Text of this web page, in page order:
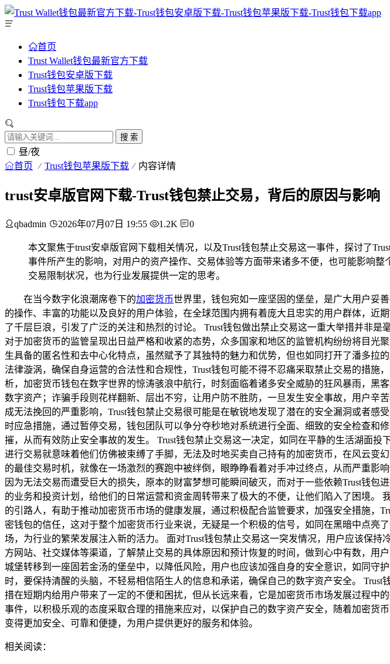
首页
Trust Wallet钱包最新官方下载
Trust钱包安卓版下载
Trust钱包苹果版下载
Trust钱包下载app
搜 索
昼/夜
首页 Trust钱包苹果版下载 内容详情
trust安卓版官网下载-Trust钱包禁止交易，背后的原因与影响
qbadmin 2026年07月07日 19:55 1.2K 0
本文聚焦于trust安卓版官网下载相关情况，以及Trust钱包禁止交易这一事件，探讨了
事件所产生的影响，对用户的资产操作、交易体验等方面带来诸多不便，也可能影响
交易限制状况，也为行业发展提供一定的思考。
在当今数字化浪潮席卷下的加密货币世界里，钱包宛如一座坚固的堡垒，是广大用户妥
的操作、丰富的功能以及良好的用户体验，在全球范围内拥有着庞大且忠实的用户群体，近
了千层巨浪，引发了广泛的关注和热烈的讨论。 Trust钱包做出禁止交易这一重大举措并非
对于加密货币的监管呈现出日益严格和收紧的态势，众多国家和地区的监管机构纷纷将目
生具备的匿名性和去中心化特点，虽然赋予了其独特的魅力和优势，但也如同打开了潘多
法律漩涡，确保自身运营的合法性和合规性，Trust钱包可能不得不忍痛采取禁止交易的措
析，加密货币钱包在数字世界的惊涛骇浪中航行，时刻面临着诸多安全威胁的狂风暴雨，
数字资产；诈骗手段则花样翻新、层出不穷，让用户防不胜防，一旦发生安全事故，用户
成无法挽回的严重影响，Trust钱包禁止交易很可能是在敏锐地发现了潜在的安全漏洞或者
时应急措施，通过暂停交易，钱包团队可以争分夺秒地对系统进行全面、细致的安全检查
摧，从而有效防止安全事故的发生。 Trust钱包禁止交易这一决定，如同在平静的生活湖面
进行交易就意味着他们仿佛被束缚了手脚，无法及时地买卖自己持有的加密货币，在风云
的最佳交易时机，就像在一场激烈的赛跑中被绊倒，眼睁睁看着对手冲过终点，从而严重
因为无法交易而遭受巨大的损失，原本的财富梦想可能瞬间破灭，而对于一些依赖Trust钱
的业务和投资计划，给他们的日常运营和资金周转带来了极大的不便，让他们陷入了困境
的引路人，有助于推动加密货币市场的健康发展，通过积极配合监管要求，加强安全措施，
密钱包的信任，这对于整个加密货币行业来说，无疑是一个积极的信号，如同在黑暗中点
场，为行业的繁荣发展注入新的活力。 面对Trust钱包禁止交易这一突发情况，用户应该保
方网站、社交媒体等渠道，了解禁止交易的具体原因和预计恢复的时间，做到心中有数，
城堡转移到一座固若金汤的堡垒中，以降低风险，用户也应该加强自身的安全意识，如同守
时，要保持清醒的头脑，不轻易相信陌生人的信息和承诺，确保自己的数字资产安全。
措在短期内给用户带来了一定的不便和困扰，但从长远来看，它是加密货币市场发展过程
事件，以积极乐观的态度采取合理的措施来应对，以保护自己的数字资产安全，随着加密
变得更加安全、可靠和便捷，为用户提供更好的服务和体验。
相关阅读：